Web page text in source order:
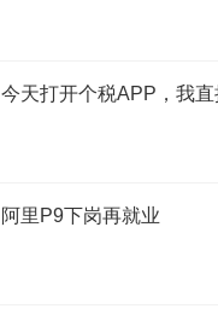
今天打开个税APP，我直
阿里P9下岗再就业